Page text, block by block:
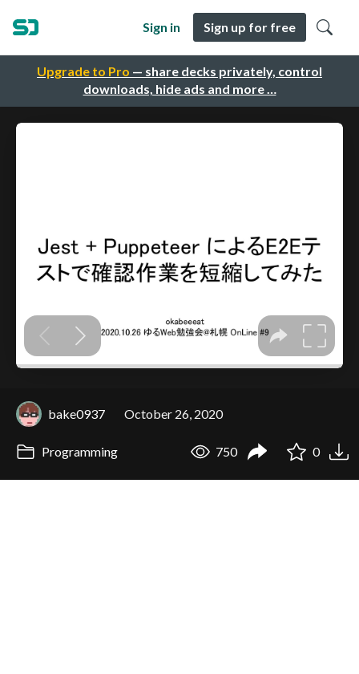
Upgrade to Pro — share decks privately, control
downloads, hide ads and more …
Sign in Sign up for free
bake0937 October 26, 2020
Programming 750 0